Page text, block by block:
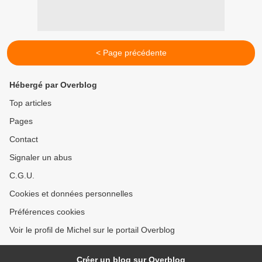
< Page précédente
Hébergé par Overblog
Top articles
Pages
Contact
Signaler un abus
C.G.U.
Cookies et données personnelles
Préférences cookies
Voir le profil de Michel sur le portail Overblog
Créer un blog sur Overblog